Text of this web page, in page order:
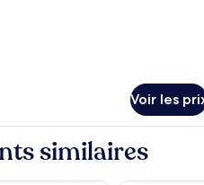
Voir les
similaires